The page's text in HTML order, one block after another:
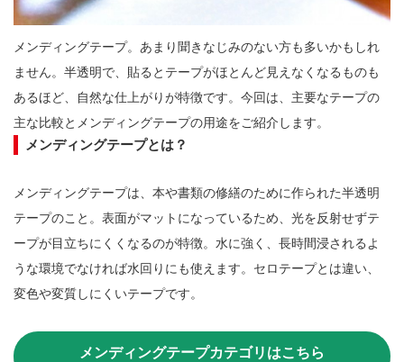
メンディングテープ。あまり聞きなじみのない方も多いかもしれ
ません。半透明で、貼るとテープがほとんど見えなくなるものも
あるほど、自然な仕上がりが特徴です。今回は、主要なテープの
メンディングテープとは？
メンディングテープは、本や書類の修繕のために作られた半透明
テープのこと。表面がマットになっているため、光を反射せずテ
ープが目立ちにくくなるのが特徴。水に強く、長時間浸されるよ
うな環境でなければ水回りにも使えます。セロテープとは違い、
変色や変質しにくいテープです。
メンディングテープカテゴリはこちら